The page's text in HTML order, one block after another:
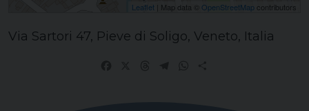
Leaflet | Map data © OpenStreetMap contributors
Via Sartori 47, Pieve di Soligo, Veneto, Italia